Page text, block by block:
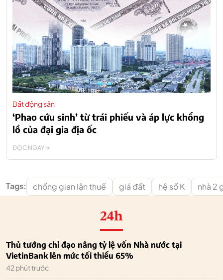
Bất động sản
‘Phao cứu sinh’ từ trái phiếu và áp lực khổng
lồ của đại gia địa ốc
ĐỌC NGAY
Tags: chống gian lận thuế giá đất hệ số K nhà 2
24h
Thủ tướng chỉ đạo nâng tỷ lệ vốn Nhà nước tại
VietinBank lên mức tối thiểu 65%
42 phút trước